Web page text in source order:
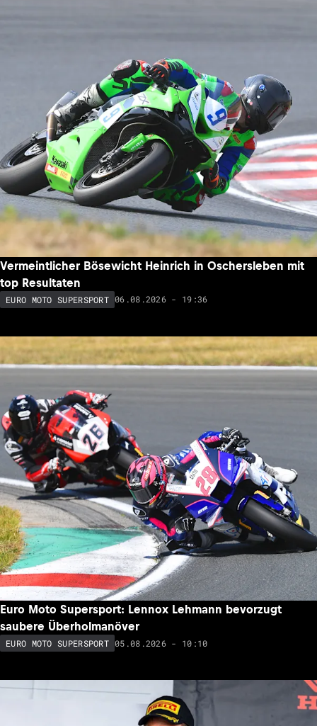
Vermeintlicher Bösewicht Heinrich in Oschersleben mit
top Resultaten
EURO MOTO SUPERSPORT 06.08.2026 - 19:36
Euro Moto Supersport: Lennox Lehmann bevorzugt
saubere Überholmanöver
EURO MOTO SUPERSPORT 05.08.2026 - 10:10